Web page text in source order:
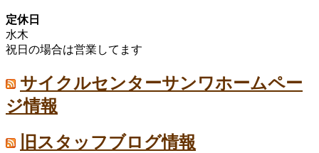
定休日
水木
祝日の場合は営業してます
サイクルセンターサンワホームペー
ジ情報
旧スタッフブログ情報